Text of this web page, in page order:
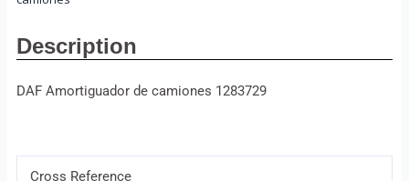
Description
DAF Amortiguador de camiones 1283729
Cross Reference